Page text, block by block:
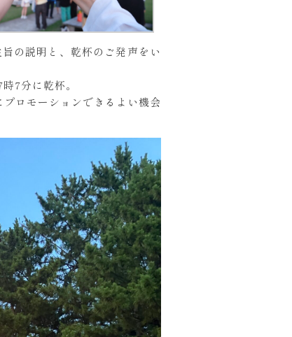
の説明と、乾杯のご発声をい
7分に乾杯。
ロモーションできるよい機会